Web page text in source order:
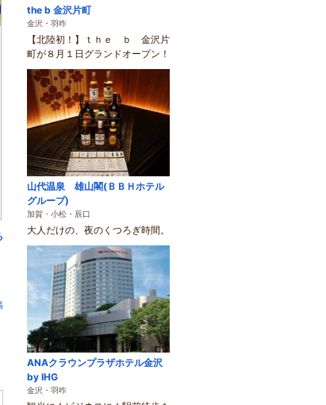
the b 金沢片町
金沢・羽咋
【北陸初！】ｔｈｅ ｂ 金沢片
町が８月１日グランドオープン！
山代温泉 雄山閣(ＢＢＨホテル
グループ)
加賀・小松・辰口
大人だけの、夜のくつろぎ時間。
ANAクラウンプラザホテル金沢
by IHG
金沢・羽咋